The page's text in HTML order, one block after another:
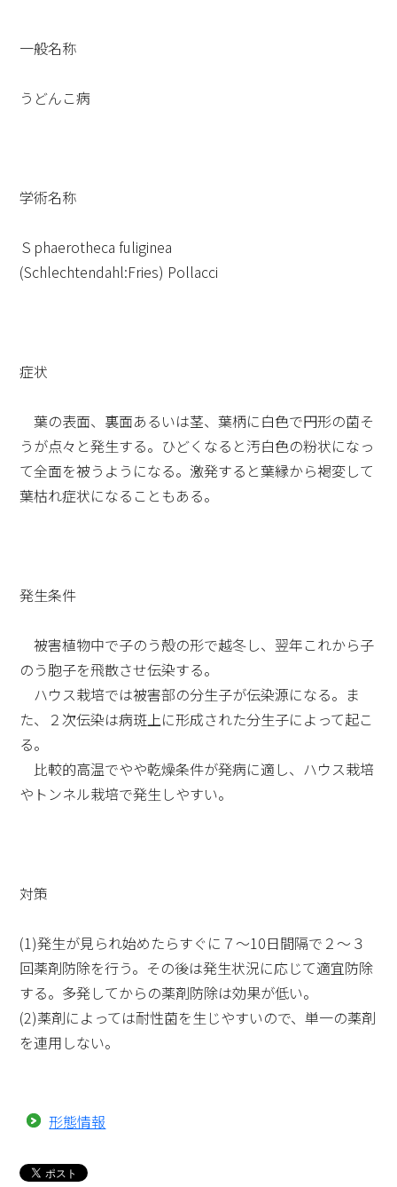
一般名称
うどんこ病
学術名称
Ｓphaerotheca fuliginea
(Schlechtendahl:Fries) Pollacci
症状
葉の表面、裏面あるいは茎、葉柄に白色で円形の菌そ
うが点々と発生する。ひどくなると汚白色の粉状になっ
て全面を被うようになる。激発すると葉縁から褐変して
葉枯れ症状になることもある。
発生条件
被害植物中で子のう殻の形で越冬し、翌年これから子
のう胞子を飛散させ伝染する。
ハウス栽培では被害部の分生子が伝染源になる。ま
た、２次伝染は病斑上に形成された分生子によって起こ
る。
比較的高温でやや乾燥条件が発病に適し、ハウス栽培
やトンネル栽培で発生しやすい。
対策
(1)発生が見られ始めたらすぐに７～10日間隔で２～３
回薬剤防除を行う。その後は発生状況に応じて適宜防除
する。多発してからの薬剤防除は効果が低い。
(2)薬剤によっては耐性菌を生じやすいので、単一の薬剤
を連用しない。
形態情報